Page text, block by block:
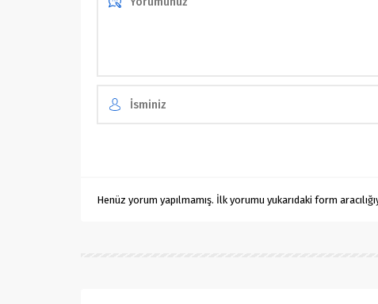
Henüz yorum yapılmamış. İlk yorumu yukarıdaki form